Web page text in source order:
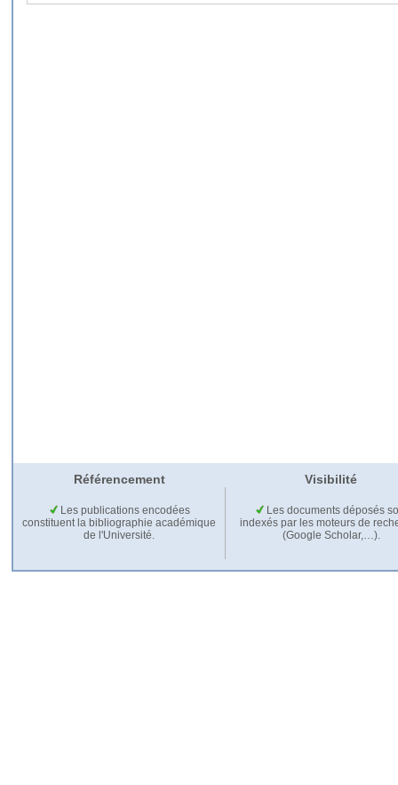
Référencement Visibilité
Les publications encodées
constituent la bibliographie académique
de l'Université.
Les documents déposés
indexés par les moteurs de
(Google Scholar,…).